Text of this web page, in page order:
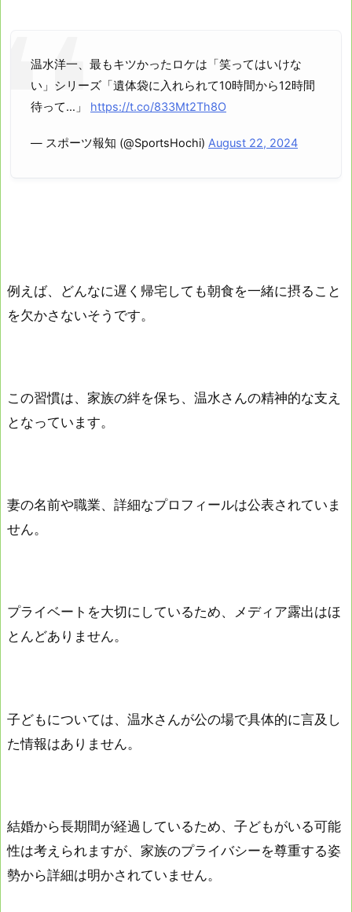
温水洋一、最もキツかったロケは「笑ってはいけな
い」シリーズ「遺体袋に入れられて10時間から12時間
待って…」 https://t.co/833Mt2Th8O
— スポーツ報知 (@SportsHochi) August 22, 2024
例えば、どんなに遅く帰宅しても朝食を一緒に摂ること
を欠かさないそうです。
この習慣は、家族の絆を保ち、温水さんの精神的な支え
となっています。
妻の名前や職業、詳細なプロフィールは公表されていま
せん。
プライベートを大切にしているため、メディア露出はほ
とんどありません。
子どもについては、温水さんが公の場で具体的に言及し
た情報はありません。
結婚から長期間が経過しているため、子どもがいる可能
性は考えられますが、家族のプライバシーを尊重する姿
勢から詳細は明かされていません。